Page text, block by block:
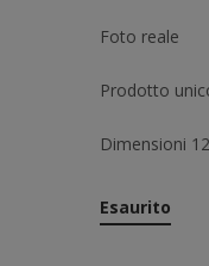
Foto reale
Prodotto
Dimensioni
Esaurito